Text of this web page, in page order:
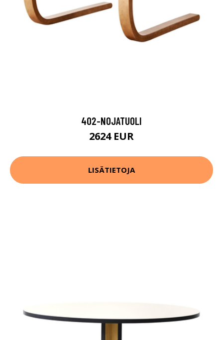
402-NOJATUOLI
2624 EUR
LISÄTIETOJA